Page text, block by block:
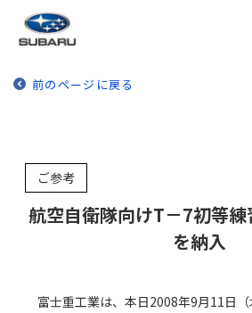
前のページに戻る
ご参考
航空自衛隊向けT－7初等
を納入
富士重工業は、本日2008年9月11日